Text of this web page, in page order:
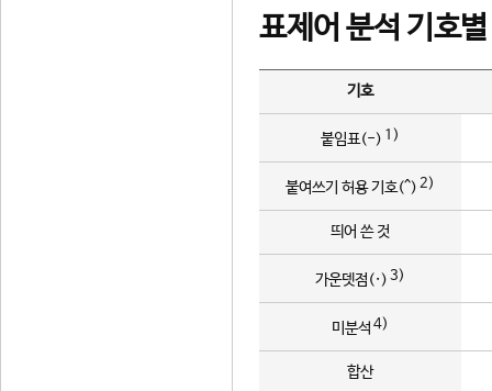
표제어 분석 기호
기호
붙임표(-) 1)
붙여쓰기 허용 기호(^) 2)
띄어 쓴 것
가운뎃점(·) 3)
미분석 4)
합산